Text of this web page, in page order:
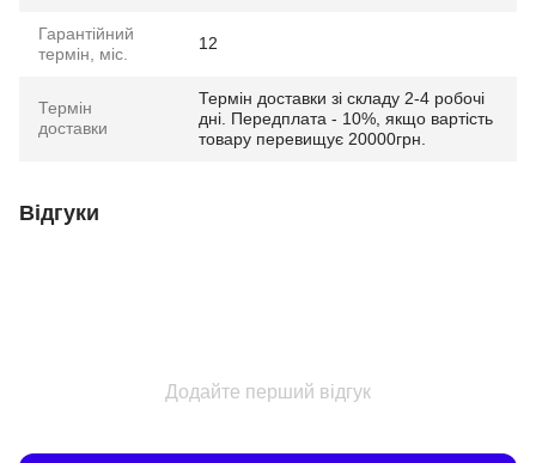
Гарантійний
термін, міс.
12
Термін
доставки
Термін доставки зі складу 2-4 робочі
дні. Передплата - 10%, якщо вартість
товару перевищує 20000грн.
Відгуки
Додайте перший відгук